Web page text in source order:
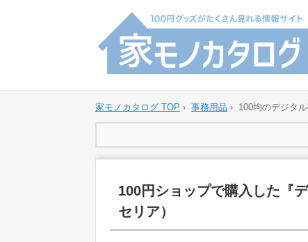
家モノカタログ TOP › 事務用品 › 100均のデジタ
100円ショップで購入した『
セリア）